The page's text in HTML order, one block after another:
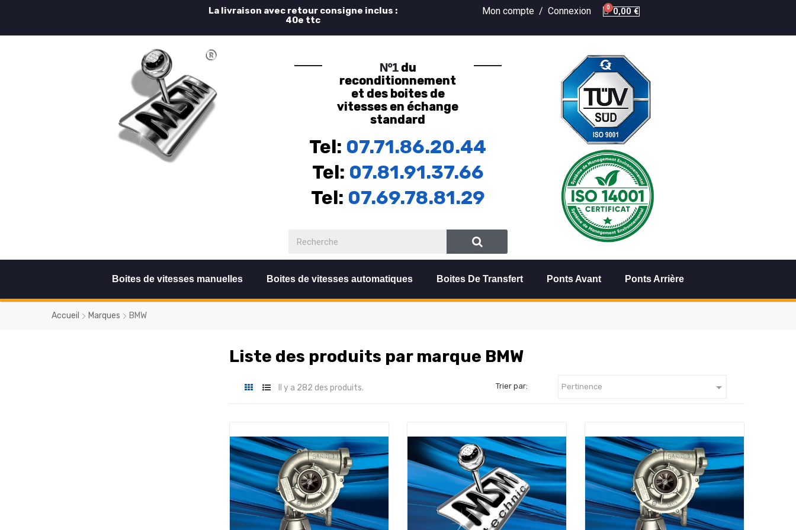
La livraison avec retour consigne inclus :
40e ttc
Mon compte / Connexion 0,00 €
Nº1du
reconditionnement
et des boites de
vitesses en échange
standard
Tel: 07.71.86.20.44
Tel: 07.81.91.37.66
Tel: 07.69.78.81.29
Boites de vitesses manuelles Boites de vitesses automatiques Boites De Transfert Ponts Avant Ponts Arrière
Accueil Marques BMW
Liste des produits par marque BMW
Il y a 282 des produits. Trier par: Pertinence 